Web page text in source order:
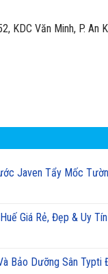
KDC Văn Minh, P. An
Javen Tẩy Mốc
Giá Rẻ, Đẹp & Uy Tín
Bảo Dưỡng Sân Typti